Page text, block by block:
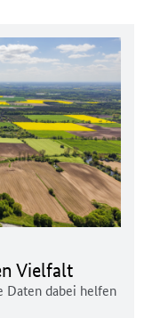
Vielfalt
Daten dabei helfen